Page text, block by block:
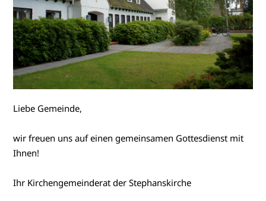
Liebe Gemeinde,
wir freuen uns auf einen gemeinsamen Gottesdienst mit
Ihnen!
Ihr Kirchengemeinderat der Stephanskirche